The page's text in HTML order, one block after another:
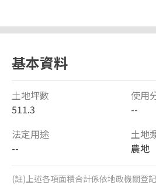
基本資料
土地坪數
511.3
使用
--
法定用途
--
土地
農地
(註)上述各項面積合計係依地政機關登